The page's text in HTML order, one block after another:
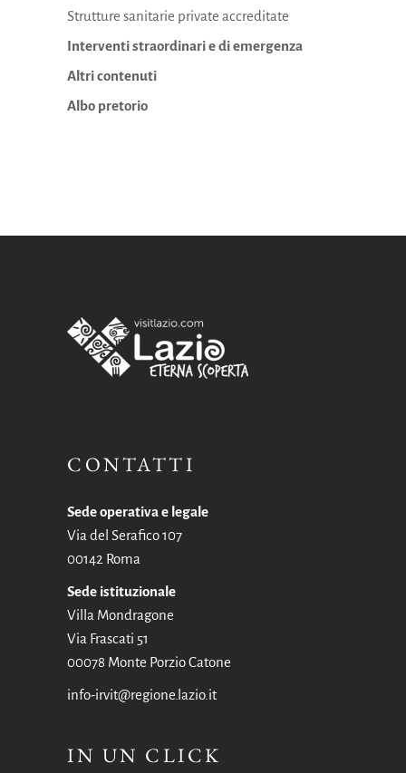
Strutture sanitarie private accreditate
Interventi straordinari e di emergenza
Altri contenuti
Albo pretorio
CONTATTI
Sede operativa e legale
Via del Serafico 107
00142 Roma
Sede istituzionale
Villa Mondragone
Via Frascati 51
00078 Monte Porzio Catone
info-irvit@regione.lazio.it
IN UN CLICK